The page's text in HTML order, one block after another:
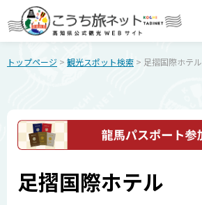
トップページ > 観光スポット検索 > 足摺国際ホテル
足摺国際ホテル